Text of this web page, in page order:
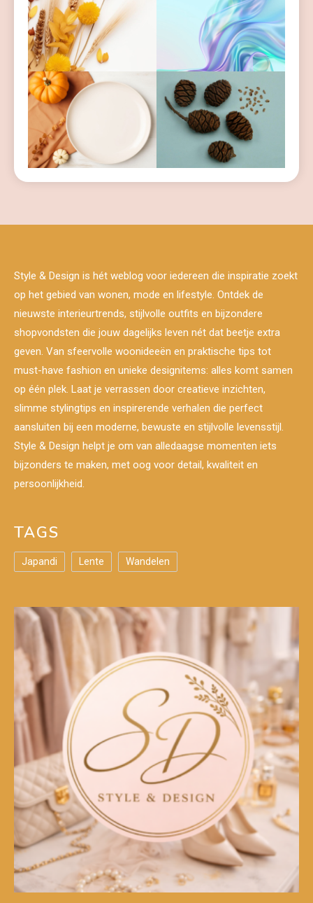
Style & Design is hét weblog voor iedereen die inspiratie zoekt
op het gebied van wonen, mode en lifestyle. Ontdek de
nieuwste interieurtrends, stijlvolle outfits en bijzondere
shopvondsten die jouw dagelijks leven nét dat beetje extra
geven. Van sfeervolle woonideeën en praktische tips tot
must-have fashion en unieke designitems: alles komt samen
op één plek. Laat je verrassen door creatieve inzichten,
slimme stylingtips en inspirerende verhalen die perfect
aansluiten bij een moderne, bewuste en stijlvolle levensstijl.
Style & Design helpt je om van alledaagse momenten iets
bijzonders te maken, met oog voor detail, kwaliteit en
persoonlijkheid.
TAGS
Japandi Lente Wandelen